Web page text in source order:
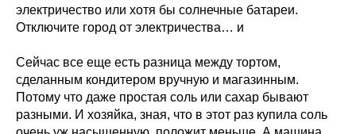
электричество или хотя бы солнечные батареи.
Отключите город от электричества… и
Сейчас все еще есть разница между тортом,
сделанным кондитером вручную и магазинным.
Потому что даже простая соль или сахар бывают
разными. И хозяйка, зная, что в этот раз купила соль